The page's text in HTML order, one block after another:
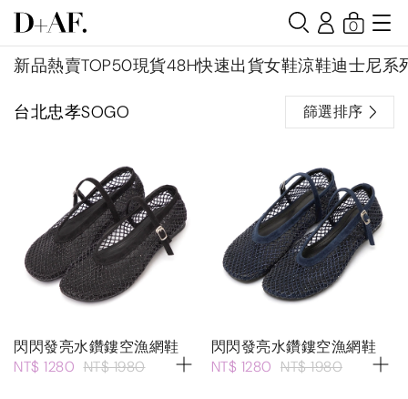
新品熱賣TOP50現貨48H快速出貨女鞋涼鞋迪士尼系
0
台北忠孝SOGO 篩選排序
閃閃發亮水鑽鏤空漁網鞋
NT$ 1280 NT$ 1980
閃閃發亮水鑽鏤空漁網鞋
NT$ 1280 NT$ 1980